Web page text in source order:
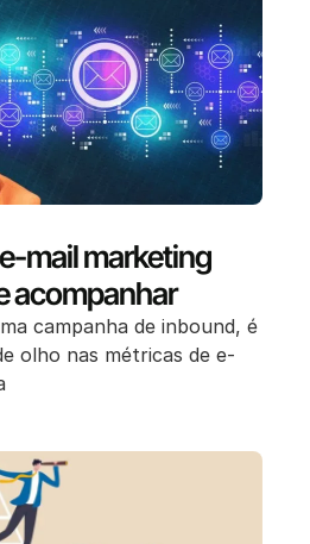
mail marketing
acompanhar
campanha de inbound, é
olho nas métricas de e-